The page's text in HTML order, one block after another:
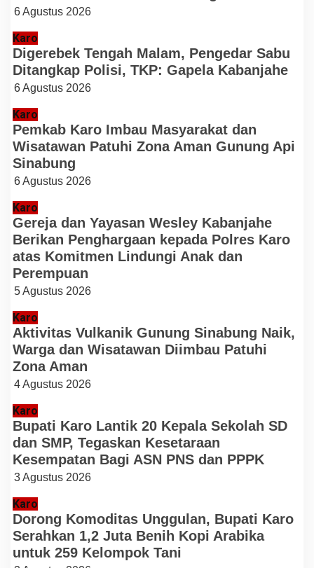
6 Agustus 2026
Karo
Digerebek Tengah Malam, Pengedar Sabu
Ditangkap Polisi, TKP: Gapela Kabanjahe
6 Agustus 2026
Karo
Pemkab Karo Imbau Masyarakat dan
Wisatawan Patuhi Zona Aman Gunung Api
Sinabung
6 Agustus 2026
Karo
Gereja dan Yayasan Wesley Kabanjahe
Berikan Penghargaan kepada Polres Karo
atas Komitmen Lindungi Anak dan
Perempuan
5 Agustus 2026
Karo
Aktivitas Vulkanik Gunung Sinabung Naik,
Warga dan Wisatawan Diimbau Patuhi
Zona Aman
4 Agustus 2026
Karo
Bupati Karo Lantik 20 Kepala Sekolah SD
dan SMP, Tegaskan Kesetaraan
Kesempatan Bagi ASN PNS dan PPPK
3 Agustus 2026
Karo
Dorong Komoditas Unggulan, Bupati Karo
Serahkan 1,2 Juta Benih Kopi Arabika
untuk 259 Kelompok Tani